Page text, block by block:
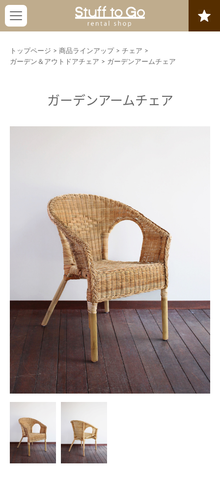
トップページ > 商品ラインアップ > チェア >
ガーデン＆アウトドアチェア > ガーデンアームチェア
ガーデンアームチェア